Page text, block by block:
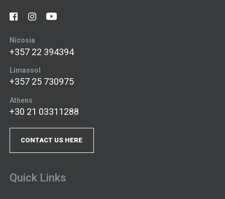
Nicosia
+357 22 394394
Limassol
+357 25 730975
Athens
+30 21 03311288
CONTACT US HERE
Quick Links